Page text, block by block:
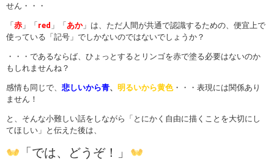
せん・・・
「 赤 」「 red 」「 あか」は、ただ人間が共通で認識するための、便宜上で
使っている「記号」でしかないのではないでしょうか？
・・・であるならば、ひょっとするとリンゴを赤で塗る必要はないのか
もしれませんね？
感情も同じで、 悲しいから青、 明るいから黄色・・・表現には関係あり
ません！
と、そんな小難しい話をしながら「とにかく自由に描くことを大切にし
てほしい」と伝えた後は、
「では、どうぞ！」